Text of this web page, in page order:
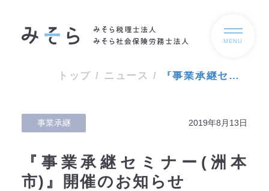
MENU
トップ / ニュース / 『事業承継セミナー(洲本市)』開催のお知らせ
事業承継 2019年8月13日
『事業承継セミナー(洲本
市)』開催のお知らせ